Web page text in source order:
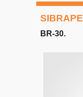
SIBRAPE
BR-30.